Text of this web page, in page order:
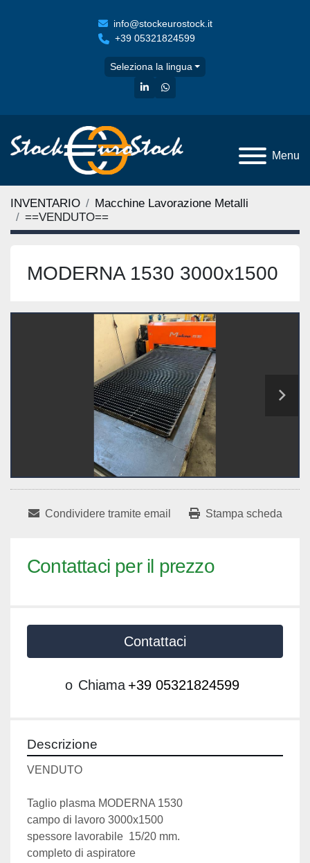
info@stockeurostock.it
+39 05321824599
Seleziona la lingua
linkedinwhatsapp
Menu
INVENTARIO
Macchine Lavorazione Metalli
==VENDUTO==
MODERNA 1530 3000x1500
Condividere tramite email Stampa scheda
Contattaci per il prezzo
Contattaci
o Chiama +39 05321824599
Descrizione
VENDUTO
Taglio plasma MODERNA 1530
campo di lavoro 3000x1500
spessore lavorabile  15/20 mm.
completo di aspiratore